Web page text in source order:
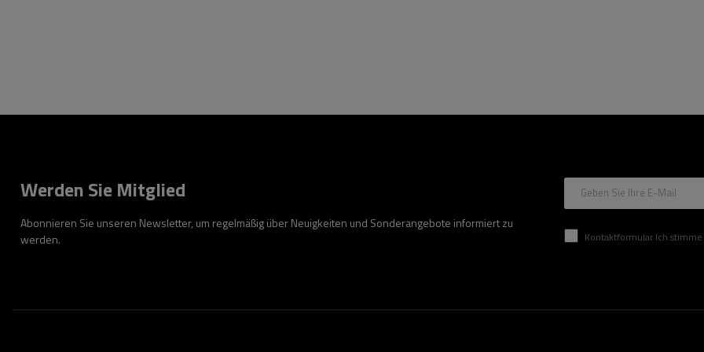
Werden Sie Mitglied
Abonnieren Sie unseren Newsletter, um regelmäßig über Neuigkeiten und Sonderangebote informiert zu
werden.
Geben Sie Ihre E-Mail
Kontaktformular Ich stimme der Verarbeitung